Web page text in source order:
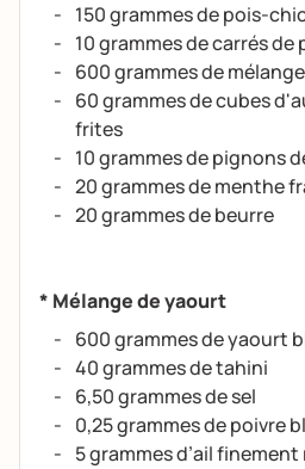
150 grammes de pois-
10 grammes de carrés
600 grammes de
60 grammes de cubes
frites
10 grammes de pignons
20 grammes de menthe
20 grammes de beurre
* Mélange de yaourt
600 grammes de yaourt
40 grammes de tahini
6,50 grammes de sel
0,25 grammes de poivre
5 grammes d’ail finement